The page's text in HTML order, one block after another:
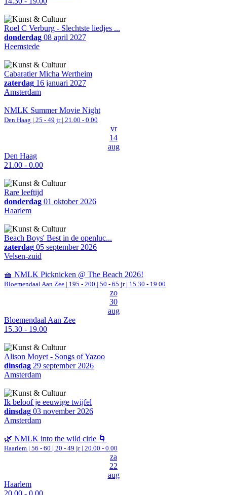
Roel C Verburg - Slechtste liedjes ...
donderdag 08 april 2027
Heemstede
Cabaratier Micha Wertheim
zaterdag 16 januari 2027
Amsterdam
NMLK Summer Movie Night
Den Haag | 25 - 49 jr | 21.00 - 0.00
vr
14
aug
Den Haag
21.00 - 0.00
Rare leeftijd
donderdag 01 oktober 2026
Haarlem
Beach Boys' Best in de openluc...
zaterdag 05 september 2026
Velsen-zuid
🧺 NMLK Picknicken @ The Beach 2026!
Bloemendaal Aan Zee | 195 - 200 | 50 - 65 jr | 15.30 - 19.00
zo
30
aug
Bloemendaal Aan Zee
15.30 - 19.00
Alison Moyet - Songs of Yazoo
dinsdag 29 september 2026
Amsterdam
Ik beloof je eeuwige twijfel
dinsdag 03 november 2026
Amsterdam
🌿 NMLK into the wild cirle 🌀
Haarlem | 56 - 60 | 20 - 49 jr | 20.00 - 0.00
za
22
aug
Haarlem
20.00 - 0.00